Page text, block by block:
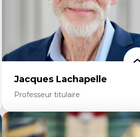
Jacques Lachapelle
Professeur titulaire
Expertises